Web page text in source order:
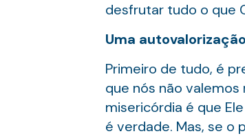
desfrutar tudo o que
Uma autovalorização
Primeiro de tudo, é
que nós não
misericórdia é que
é verdade. Mas, se o